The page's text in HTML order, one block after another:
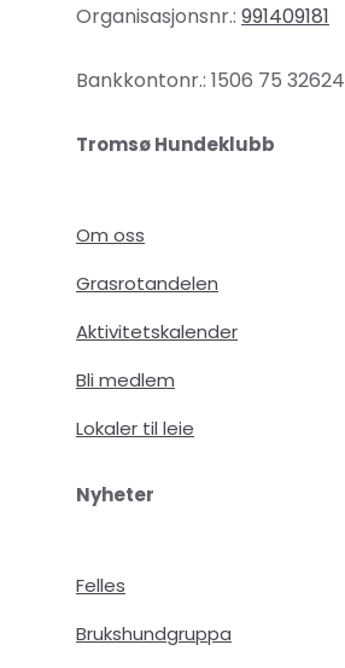
Organisasjonsnr.: 991409181
Bankkontonr.: 1506 75 32624
Tromsø Hundeklubb
Om oss
Grasrotandelen
Aktivitetskalender
Bli medlem
Lokaler til leie
Nyheter
Felles
Brukshundgruppa